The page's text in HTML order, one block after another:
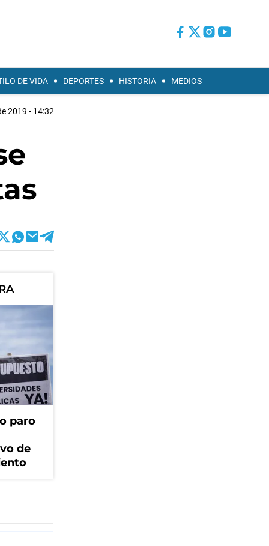
DE VIDA DEPORTES HISTORIA MEDIOS
2019 - 14:32
paro
de